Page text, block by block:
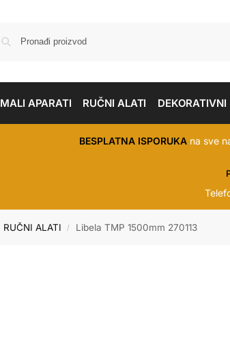
MALI APARATI RUČNI ALATI DEKORATIVNI
BESPLATNA ISPORUKAna sve
RUČNI ALATI / Libela TMP 1500mm 270113